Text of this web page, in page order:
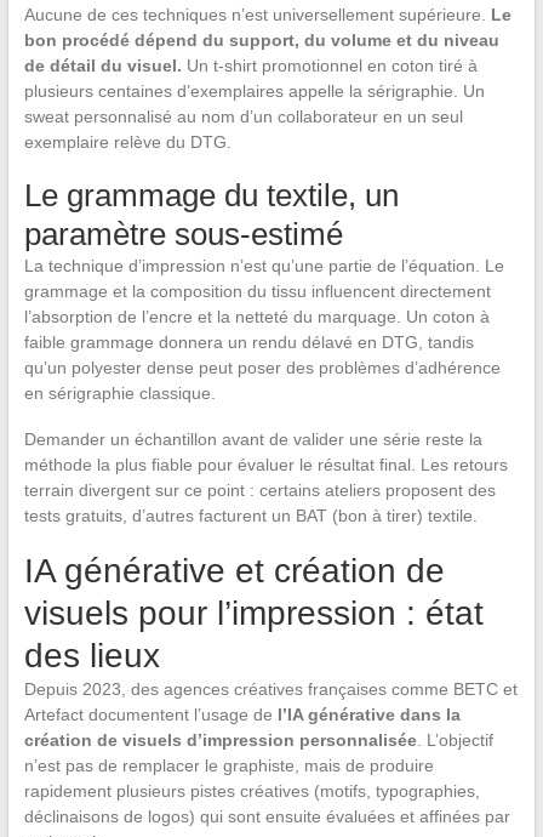
Aucune de ces techniques n’est universellement supérieure. Le
bon procédé dépend du support, du volume et du niveau
de détail du visuel. Un t-shirt promotionnel en coton tiré à
plusieurs centaines d’exemplaires appelle la sérigraphie. Un
sweat personnalisé au nom d’un collaborateur en un seul
exemplaire relève du DTG.
Le grammage du textile, un
paramètre sous-estimé
La technique d’impression n’est qu’une partie de l’équation. Le
grammage et la composition du tissu influencent directement
l’absorption de l’encre et la netteté du marquage. Un coton à
faible grammage donnera un rendu délavé en DTG, tandis
qu’un polyester dense peut poser des problèmes d’adhérence
en sérigraphie classique.
Demander un échantillon avant de valider une série reste la
méthode la plus fiable pour évaluer le résultat final. Les retours
terrain divergent sur ce point : certains ateliers proposent des
tests gratuits, d’autres facturent un BAT (bon à tirer) textile.
IA générative et création de
visuels pour l’impression : état
des lieux
Depuis 2023, des agences créatives françaises comme BETC et
Artefact documentent l’usage de l’IA générative dans la
création de visuels d’impression personnalisée. L’objectif
n’est pas de remplacer le graphiste, mais de produire
rapidement plusieurs pistes créatives (motifs, typographies,
déclinaisons de logos) qui sont ensuite évaluées et affinées par